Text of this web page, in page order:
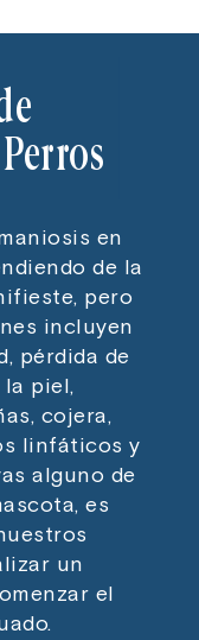
en
de la
pero
incluyen
pérdida de
piel,
cojera,
linfáticos y
alguno de
es
un
el